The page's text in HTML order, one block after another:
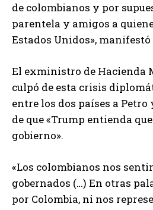
de colombianos y por
parentela y amigos a
Estados Unidos», manifestó
El exministro de Hacienda
culpó de esta crisis
entre los dos países a Petro
de que «Trump entienda
gobierno».
«Los colombianos nos
gobernados (…) En otras
por Colombia, ni nos